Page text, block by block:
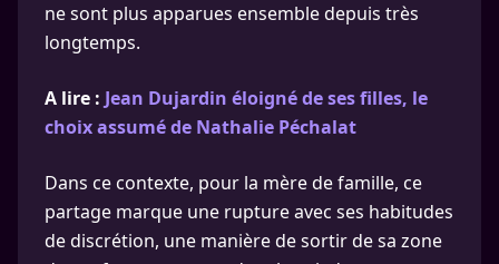
ne sont plus apparues ensemble depuis très
longtemps.
A lire : Jean Dujardin éloigné de ses filles, le
choix assumé de Nathalie Péchalat
Dans ce contexte, pour la mère de famille, ce
partage marque une rupture avec ses habitudes
de discrétion, une manière de sortir de sa zone